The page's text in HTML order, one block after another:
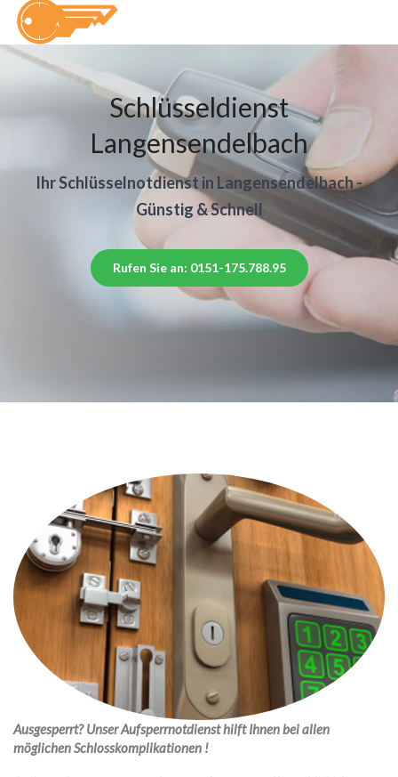
Schlüsseldienst
Langensendelbach
Ihr Schlüsselnotdienst in Langensendelbach -
Günstig & Schnell
Rufen Sie an: 0151-175.788.95
Ausgesperrt? Unser Aufsperrnotdienst hilft Ihnen bei allen
möglichen Schlosskomplikationen !